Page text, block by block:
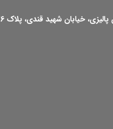
خیابان شهید قندی، پلاک 26 واحد 4